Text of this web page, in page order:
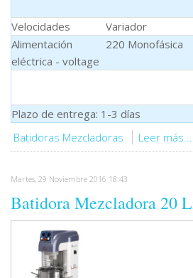
Velocidades
Variador
Alimentación
eléctrica - voltage
220 Monofásica
Plazo de entrega: 1-3 días
Batidoras Mezcladoras
Leer más...
Martes, 29 Noviembre 2016 18:43
Batidora Mezcladora 20